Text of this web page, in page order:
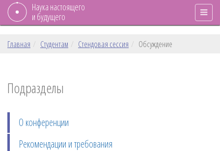
Наука настоящего
и будущего
Главная Студентам Стендовая сессия Обсуждение
Подразделы
О конференции
Рекомендации и требования